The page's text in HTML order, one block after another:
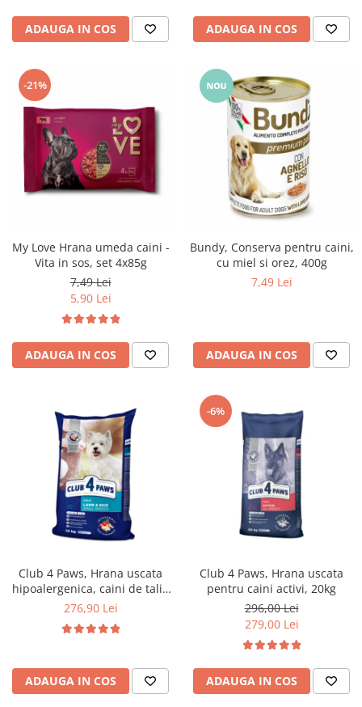
ADAUGA IN COS ADAUGA IN COS
-21%
My Love Hrana umeda caini -
Vita in sos, set 4x85g
7,49 Lei
5,90 Lei
ADAUGA IN COS
Bundy, Conserva pentru caini,
cu miel si orez, 400g
7,49 Lei
ADAUGA IN COS
Club 4 Paws, Hrana uscata
hipoalergenica, caini de talie
mica, miel si orez, 14kg
276,90 Lei
ADAUGA IN COS
-6%
Club 4 Paws, Hrana uscata
pentru caini activi, 20kg
296,00 Lei
279,00 Lei
ADAUGA IN COS